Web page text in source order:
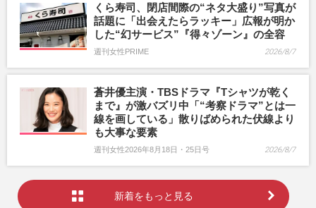
くら寿司、閉店間際の“ネタ大盛り”写真が
話題に「出会えたらラッキー」広報が明か
した“幻サービス”『得々ゾーン』の全容
週刊女性PRIME 2026/8/7
蒼井優主演・TBSドラマ『Tシャツが乾く
まで』が激バズリ中「“考察ドラマ”とは一
線を画している」散りばめられた伏線より
も大事な要素
週刊女性2026年8月18日・25日号 2026/8/7
新着をもっと見る